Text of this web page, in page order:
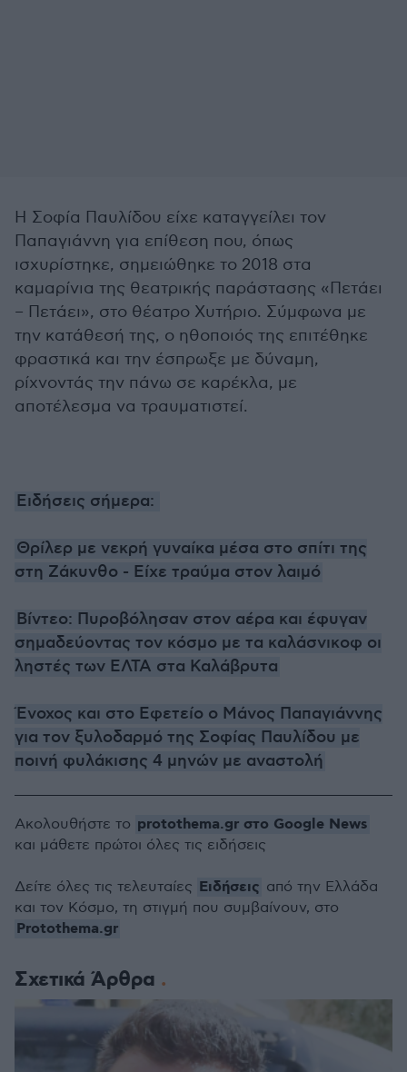
Η Σοφία Παυλίδου είχε καταγγείλει τον
Παπαγιάννη για επίθεση που, όπως
ισχυρίστηκε, σημειώθηκε το 2018 στα
καμαρίνια της θεατρικής παράστασης «Πετάει
– Πετάει», στο θέατρο Χυτήριο. Σύμφωνα με
την κατάθεσή της, ο ηθοποιός της επιτέθηκε
φραστικά και την έσπρωξε με δύναμη,
ρίχνοντάς την πάνω σε καρέκλα, με
αποτέλεσμα να τραυματιστεί.
Ειδήσεις σήμερα:
Θρίλερ με νεκρή γυναίκα μέσα στο σπίτι της
στη Ζάκυνθο - Είχε τραύμα στον λαιμό
Βίντεο: Πυροβόλησαν στον αέρα και έφυγαν
σημαδεύοντας τον κόσμο με τα καλάσνικοφ οι
ληστές των ΕΛΤΑ στα Καλάβρυτα
Ένοχος και στο Εφετείο ο Μάνος Παπαγιάννης
για τον ξυλοδαρμό της Σοφίας Παυλίδου με
ποινή φυλάκισης 4 μηνών με αναστολή
Σχετικά Άρθρα
Ακολουθήστε το protothema.gr στο Google News
και μάθετε πρώτοι όλες τις ειδήσεις
Δείτε όλες τις τελευταίες Ειδήσεις από την Ελλάδα
και τον Κόσμο, τη στιγμή που συμβαίνουν, στο
Protothema.gr